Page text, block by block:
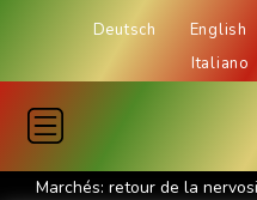
Deutsch English
Italiano
Marchés: retour de la